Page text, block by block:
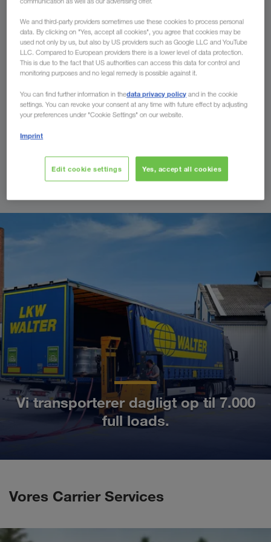
Trailer-trucking i kombineret trafik
Vil du hovedsagelig arbejde regionalt med dintrækker? Som
truckingpartner transporterer du vores kranbare trailere
mellem jernbane- og færgeterminaler samt til og fra vores
kunders læsse- og lossesteder. Ved denne form for
et aktivt bidrag i denkombinerede transport
Vi transporterer dagligt op til 7.000
full loads.
Vores Carrier Services
We and third-party providers sometimes use these cookies to process personal
data. By clicking on "Yes, accept all cookies", you agree that cookies may be
used not only by us, but also by US providers such as Google LLC and YouTube
LLC. Compared to European providers there is a lower level of data protection.
This is due to the fact that US authorities can access this data for control and
monitoring purposes and no legal remedy is possible against it.
You can find further information in thedata privacy policy and in the cookie
settings. You can revoke your consent at any time with future effect by adjusting
your preferences under "Cookie Settings" on our website.
Imprint
Edit cookie settings Yes, accept all cookies